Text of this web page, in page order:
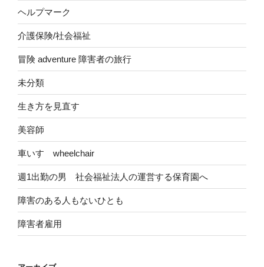
ヘルプマーク
介護保険/社会福祉
冒険 adventure 障害者の旅行
未分類
生き方を見直す
美容師
車いす wheelchair
週1出勤の男 社会福祉法人の運営する保育園へ
障害のある人もないひとも
障害者雇用